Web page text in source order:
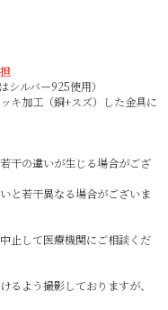
ルバー925使用）
キ加工（銅+スズ）した金具に
干の違いが生じる場合がござ
と若干異なる場合がございま
止して医療機関にご相談くだ
るよう撮影しておりますが、